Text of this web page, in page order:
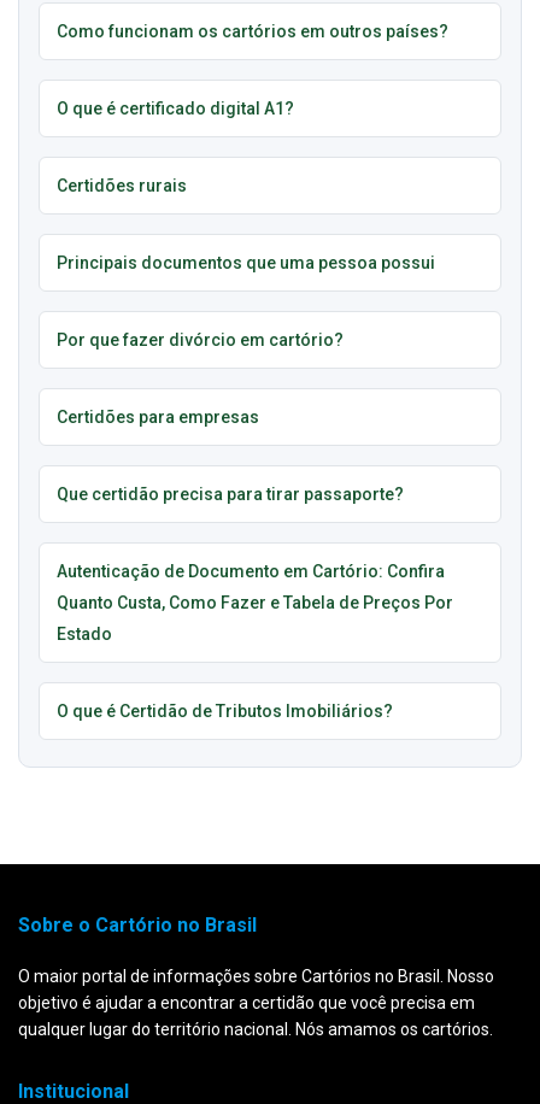
Como funcionam os cartórios em outros países?
O que é certificado digital A1?
Certidões rurais
Principais documentos que uma pessoa possui
Por que fazer divórcio em cartório?
Certidões para empresas
Que certidão precisa para tirar passaporte?
Autenticação de Documento em Cartório: Confira
Quanto Custa, Como Fazer e Tabela de Preços Por
Estado
O que é Certidão de Tributos Imobiliários?
Sobre o Cartório no Brasil
O maior portal de informações sobre Cartórios no Brasil. Nosso
objetivo é ajudar a encontrar a certidão que você precisa em
qualquer lugar do território nacional. Nós amamos os cartórios.
Institucional